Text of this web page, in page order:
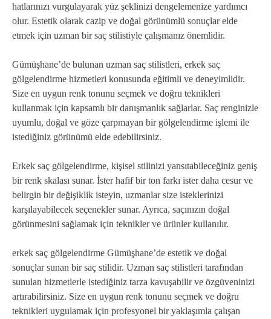
hatlarınızı vurgulayarak yüz şeklinizi dengelemenize yardımcı
olur. Estetik olarak cazip ve doğal görünümlü sonuçlar elde
etmek için uzman bir saç stilistiyle çalışmanız önemlidir.
Gümüşhane’de bulunan uzman saç stilistleri, erkek saç
gölgelendirme hizmetleri konusunda eğitimli ve deneyimlidir.
Size en uygun renk tonunu seçmek ve doğru teknikleri
kullanmak için kapsamlı bir danışmanlık sağlarlar. Saç renginizle
uyumlu, doğal ve göze çarpmayan bir gölgelendirme işlemi ile
istediğiniz görünümü elde edebilirsiniz.
Erkek saç gölgelendirme, kişisel stilinizi yansıtabileceğiniz geniş
bir renk skalası sunar. İster hafif bir ton farkı ister daha cesur ve
belirgin bir değişiklik isteyin, uzmanlar size isteklerinizi
karşılayabilecek seçenekler sunar. Ayrıca, saçınızın doğal
görünmesini sağlamak için teknikler ve ürünler kullanılır.
erkek saç gölgelendirme Gümüşhane’de estetik ve doğal
sonuçlar sunan bir saç stilidir. Uzman saç stilistleri tarafından
sunulan hizmetlerle istediğiniz tarza kavuşabilir ve özgüveninizi
artırabilirsiniz. Size en uygun renk tonunu seçmek ve doğru
teknikleri uygulamak için profesyonel bir yaklaşımla çalışan